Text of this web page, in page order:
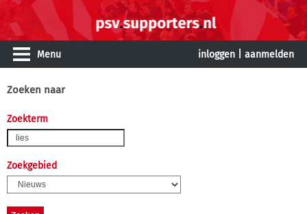
Menu inloggen aanmelden
Zoeken naar
Zoekterm
Zoekgebied